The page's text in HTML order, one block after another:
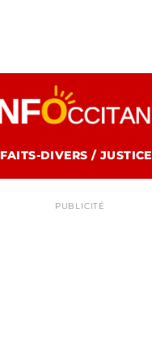
FAITS-DIVERS / JUSTICE
PUBLICITÉ